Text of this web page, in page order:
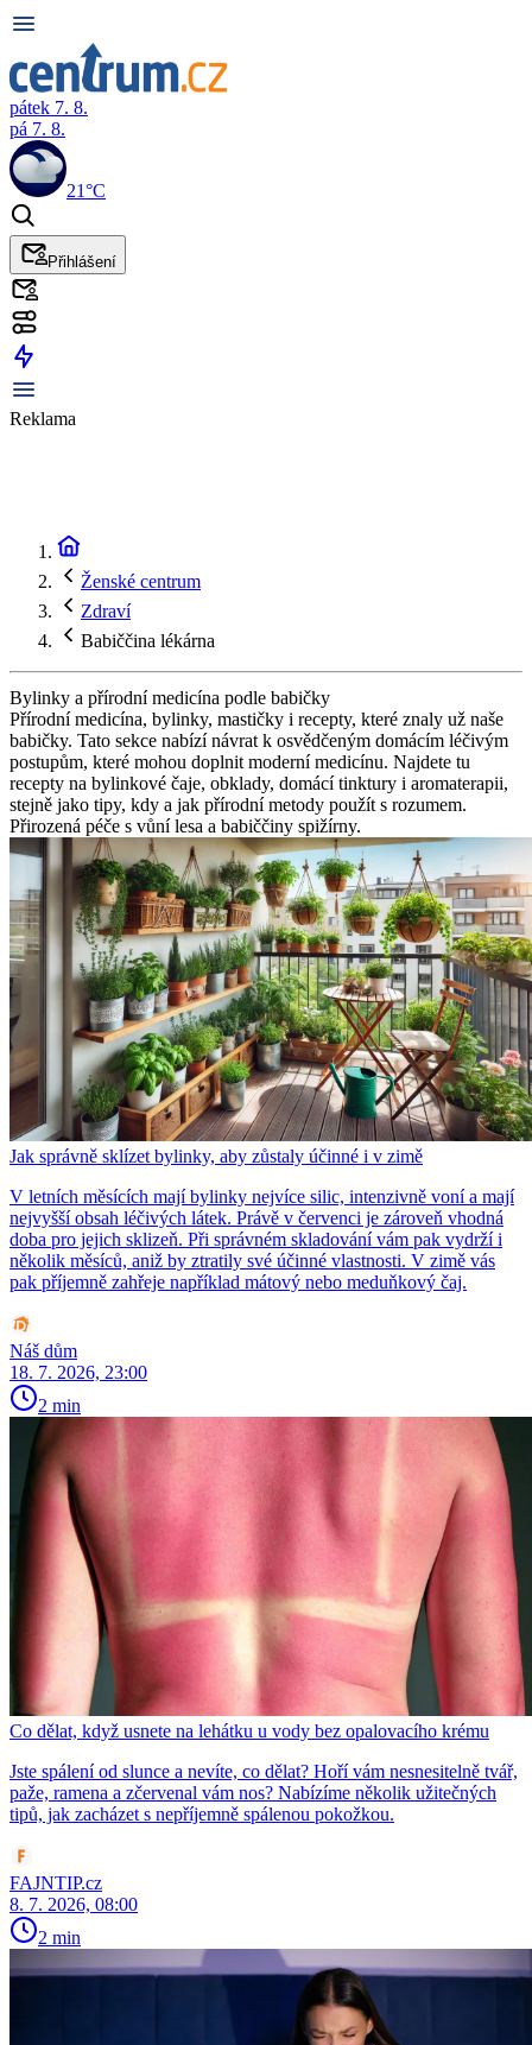
pátek 7. 8.
pá 7. 8.
21°C
Přihlášení
Reklama
Ženské centrum
Zdraví
Babiččina lékárna
Bylinky a přírodní medicína podle babičky
Přírodní medicína, bylinky, mastičky i recepty, které znaly už naše
babičky. Tato sekce nabízí návrat k osvědčeným domácím léčivým
postupům, které mohou doplnit moderní medicínu. Najdete tu
recepty na bylinkové čaje, obklady, domácí tinktury i aromaterapii,
stejně jako tipy, kdy a jak přírodní metody použít s rozumem.
Přirozená péče s vůní lesa a babiččiny spižírny.
Jak správně sklízet bylinky, aby zůstaly účinné i v zimě
V letních měsících mají bylinky nejvíce silic, intenzivně voní a mají
nejvyšší obsah léčivých látek. Právě v červenci je zároveň vhodná
doba pro jejich sklizeň. Při správném skladování vám pak vydrží i
několik měsíců, aniž by ztratily své účinné vlastnosti. V zimě vás
pak příjemně zahřeje například mátový nebo meduňkový čaj.
Náš dům
18. 7. 2026, 23:00
2 min
Co dělat, když usnete na lehátku u vody bez opalovacího krému
Jste spálení od slunce a nevíte, co dělat? Hoří vám nesnesitelně tvář,
paže, ramena a zčervenal vám nos? Nabízíme několik užitečných
tipů, jak zacházet s nepříjemně spálenou pokožkou.
FAJNTIP.cz
8. 7. 2026, 08:00
2 min